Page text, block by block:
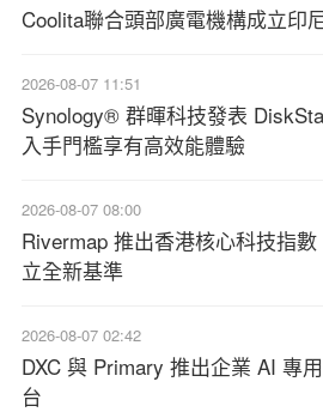
Coolita聯合頭部廣電機構成立印
2026-08-07 11:51
Synology® 群暉科技發表
入手門檻享有高效能體驗
2026-08-07 08:00
Rivermap 推出香港核心科技指
立全新基準
2026-08-07 02:42
DXC 與 Primary 推出企業 AI 專
台